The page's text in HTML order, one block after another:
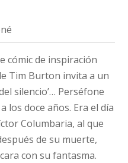
cómic de inspiración
Tim Burton invita a un
silencio’… Perséfone
los doce años. Era el día
Columbaria, al que
de su muerte,
con su fantasma.